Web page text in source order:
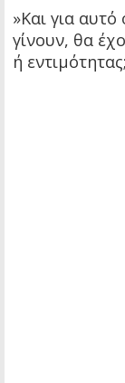
»Και για
γίνουν, θα
ή